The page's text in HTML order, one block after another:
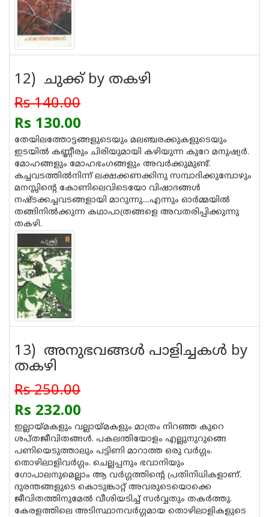
12) ചുക്ക് by തകഴി
Rs 140.00
Rs 130.00
തേയിലത്തോട്ടങ്ങളുടെയും മലഞ്ചരക്കുകളുടെയും
ഇടയില്‍ കണ്ണീരും ചിരിയുമായി കഴിയുന്ന കുറേ മനുഷ്യര്‍.
മോഹങ്ങളും മോഹഭംഗങ്ങളും അവര്‍ക്കുമുണ്ട്.
കച്ചവടത്തില്‍നിന്ന് ലക്ഷക്കണക്കിനു സമ്പാദിക്കുമ്പോഴും
മനസ്സിന്റെ കോണിലെവിടെയോ വിഷാദങ്ങള്‍
നഷ്ടക്കച്ചവടങ്ങളായി മാറുന്നു....എന്നും ഓര്‍മ്മയില്‍
തങ്ങിനില്‍ക്കുന്ന കഥാപാത്രങ്ങളെ അവതരിപ്പിക്കുന്നു
തകഴി.
13) അനുഭവങ്ങള്‍ പാളിച്ചകള്‍ by
തകഴി
Rs 250.00
Rs 232.00
ഇല്ലായ്മകളും വല്ലായ്മകളും മാത്രം നിറഞ്ഞ കുറെ
ശപ്തജീവിതങ്ങള്‍. പകലന്തിയോളം എല്ലുനുറുങ്ങെ
പണിയെടുത്താലും പട്ടിണി മാറാത്ത ഒരു വര്‍ഗ്ഗം.
തൊഴിലാളിവര്‍ഗ്ഗം. ചെല്ലപ്പനും ഭവാനിയും
ഗോപാലനുമെല്ലാം ആ വര്‍ഗ്ഗത്തിന്റെ പ്രതിനിധികളാണ്.
ദുരന്തങ്ങളുടെ കൊടുങ്കാറ്റ് അവരുടെയൊക്കെ
ജീവിതത്തിനുമേല്‍ വീശിയടിച്ച് സര്‍വ്വതും തകര്‍ത്തു.
കേരളത്തിലെ അടിസ്ഥാനവര്‍ഗ്ഗമായ തൊഴിലാളികളുടെ